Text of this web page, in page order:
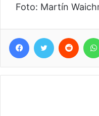
Foto: Martín
Facebook
Twitter